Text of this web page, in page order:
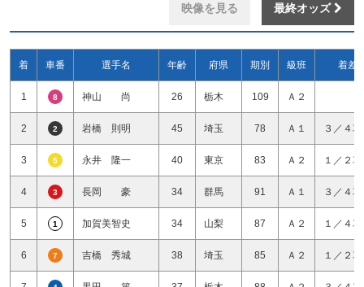
映像を見る 最終オッズ
着 車番 選手名 年齢 府県 期別 級班 着差
1 8 神山 尚 26 栃木 109 Ａ２
2 2 岩橋 則明 45 埼玉 78 Ａ１ ３／４
3 5 永井 隆一 40 東京 83 Ａ２ １／２
4 3 長岡 豪 34 群馬 91 Ａ１ ３／４
5 1 加賀美智史 34 山梨 87 Ａ２ １／４
6 7 吉橋 秀城 38 埼玉 85 Ａ２ １／２